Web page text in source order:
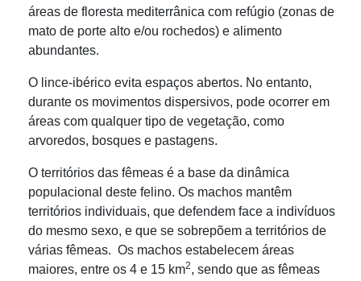
áreas de floresta mediterrânica com refúgio (zonas de
mato de porte alto e/ou rochedos) e alimento
abundantes.
O lince-ibérico evita espaços abertos. No entanto,
durante os movimentos dispersivos, pode ocorrer em
áreas com qualquer tipo de vegetação, como
arvoredos, bosques e pastagens.
O territórios das fêmeas é a base da dinâmica
populacional deste felino. Os machos mantêm
territórios individuais, que defendem face a indivíduos
do mesmo sexo, e que se sobrepõem a territórios de
várias fêmeas. Os machos estabelecem áreas
maiores, entre os 4 e 15 km2, sendo que as fêmeas